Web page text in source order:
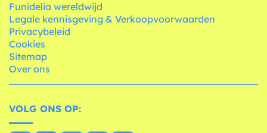
Funidelia wereldwijd
Legale kennisgeving & Verkoopvoorwaarden
Privacybeleid
Cookies
Sitemap
Over ons
VOLG ONS OP: